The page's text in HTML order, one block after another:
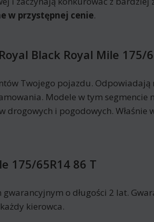
w przystępnej cenie.
Black Royal Mile 175/
Twojego pojazdu.
Modele w tym
i pogodowych. Właśnie
175/65R14 86 T
o długości 2 lat.
kierowca.